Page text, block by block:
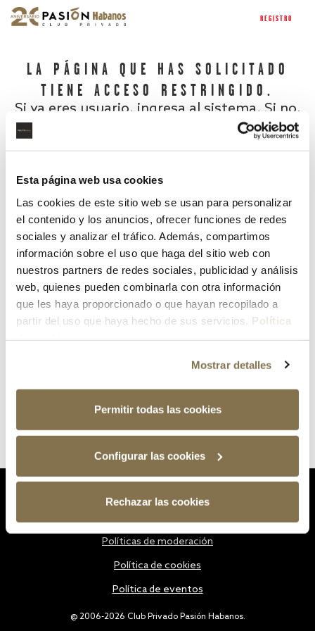
Esta página web usa cookies
Las cookies de este sitio web se usan para personalizar
el contenido y los anuncios, ofrecer funciones de redes
sociales y analizar el tráfico. Además, compartimos
información sobre el uso que haga del sitio web con
nuestros partners de redes sociales, publicidad y análisis
web, quienes pueden combinarla con otra información
que les haya proporcionado o que hayan recopilado a
partir del uso que haya hecho de sus servicios. Política
Mostrar detalles
Permitir todas las cookies
Configurar las cookies
Rechazar las cookies
REGISTRO
LA PÁGINA QUE HAS SOLICITADO
TIENE ACCESO RESTRINGIDO.
Si ya eres usuario, ingresa al sistema. Si no,
¿Has olvidado tu contraseña?
@ 2006-2026 Club Privado Pasión Habanos.
Políticas de moderación
Política de cookies
Política de eventos